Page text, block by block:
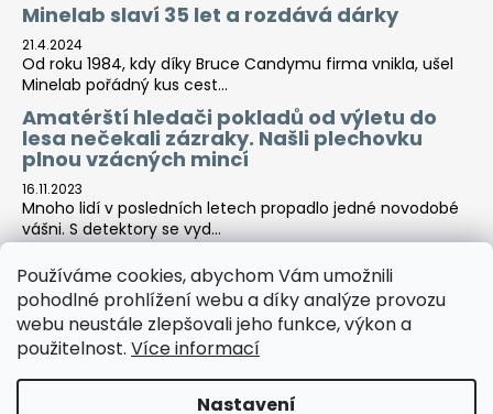
Používáme cookies, abychom Vám umožnili
pohodlné prohlížení webu a díky analýze provozu
webu neustále zlepšovali jeho funkce, výkon a
použitelnost. Více informací
Nastavení
Minelab slaví 35 let a rozdává dárky
21.4.2024
Od roku 1984, kdy díky Bruce Candymu firma vnikla, ušel
Minelab pořádný kus cest...
Amatérští hledači pokladů od výletu do
lesa nečekali zázraky. Našli plechovku
plnou vzácných mincí
16.11.2023
Mnoho lidí v posledních letech propadlo jedné novodobé
vášni. S detektory se vyd...
Tara-print